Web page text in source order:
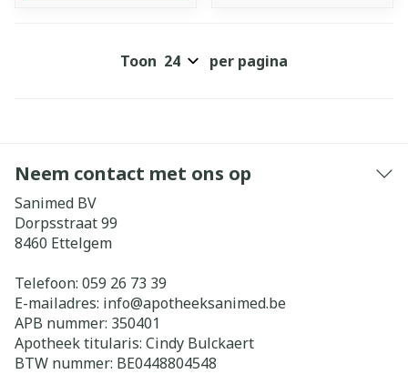
Toon per pagina
Neem contact met ons op
Sanimed BV
Dorpsstraat 99
8460 Ettelgem
Telefoon: 059 26 73 39
E-mailadres: info@apotheeksanimed.be
APB nummer: 350401
Apotheek titularis: Cindy Bulckaert
BTW nummer: BE0448804548